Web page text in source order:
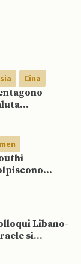
Cina
per
e Russia
innescare
rischia
più
Libano-
si